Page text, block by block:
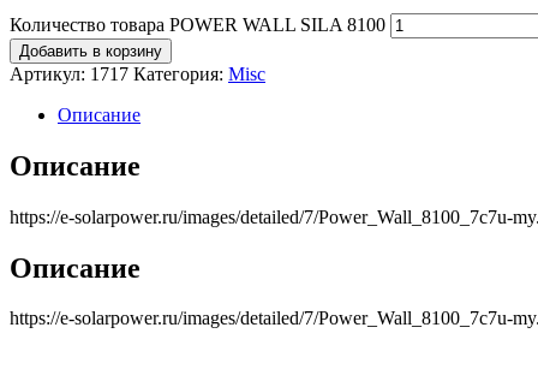
Количество товара POWER WALL SILA 8100
Добавить в корзину
Артикул: 1717 Категория: Misc
Описание
Описание
https://e-solarpower.ru/images/detailed/7/Power_Wall_8100_7c7u-
Описание
https://e-solarpower.ru/images/detailed/7/Power_Wall_8100_7c7u-